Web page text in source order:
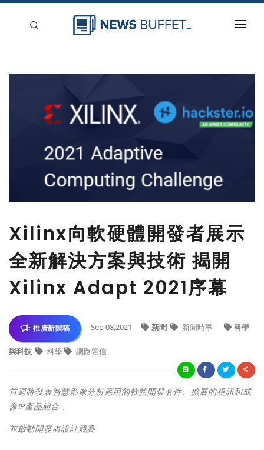
登入
刊登
Xilinx向軟硬體開發者展示
全新解決方案與技術 揭開
Xilinx Adapt 2021序幕
推廣新聞稿 Sep 08,2021 新聞 新聞時事 科學
與科技 科學 網路電信
首週將發表智慧影像分析應用的軟體開發套件、擴展的視訊和成
像IP產品組合，
並啟動開發者設計競賽